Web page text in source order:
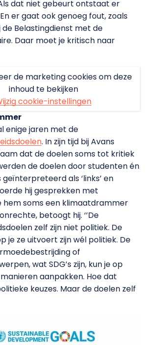
dat niet gebeurt ontstaat er
er gaat ook genoeg fout, zoals
Belastingdienst met de
Daar moet je kritisch naar
de marketing cookies om deze
inhoud te bekijken
cookie-instellingen
enige jaren met de
. In zijn tijd bij Avans
dat de doelen soms tot kritiek
de doelen door studenten én
als ‘links’ en
hij gesprekken met
hem soms een klimaatdrammer
betoogt hij. ‘’De
zelf zijn niet politiek. De
je ze uitvoert zijn wél politiek. De
of
wat SDG’s zijn, kun je op
aanpakken. Hoe dat
keuzes. Maar de doelen zelf